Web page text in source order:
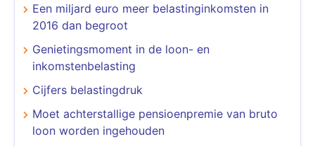
Een miljard euro meer belastinginkomsten in
2016 dan begroot
Genietingsmoment in de loon- en
inkomstenbelasting
Cijfers belastingdruk
Moet achterstallige pensioenpremie van bruto
loon worden ingehouden